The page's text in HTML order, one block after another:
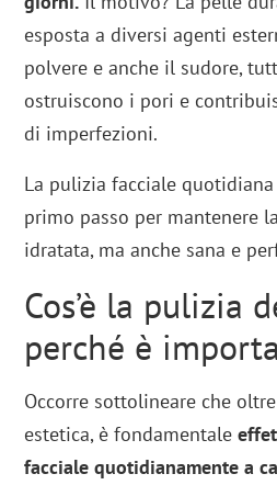
esposta a diversi agenti
polvere e anche il sudore,
ostruiscono i pori e
di imperfezioni.
La pulizia facciale
primo passo per mantenere
idratata, ma anche sana e
Cos’è la pulizia
perché è
Occorre sottolineare che
estetica, è fondamentale
facciale quotidianamente a